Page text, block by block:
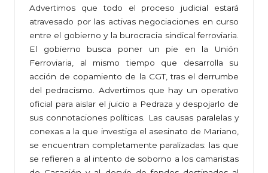
Advertimos que todo el proceso judicial estará
atravesado por las activas negociaciones en curso
entre el gobierno y la burocracia sindical ferroviaria.
El gobierno busca poner un pie en la Unión
Ferroviaria, al mismo tiempo que desarrolla su
acción de copamiento de la CGT, tras el derrumbe
del pedracismo. Advertimos que hay un operativo
oficial para aislar el juicio a Pedraza y despojarlo de
sus connotaciones políticas. Las causas paralelas y
conexas a la que investiga el asesinato de Mariano,
se encuentran completamente paralizadas: las que
se refieren a al intento de soborno a los camaristas